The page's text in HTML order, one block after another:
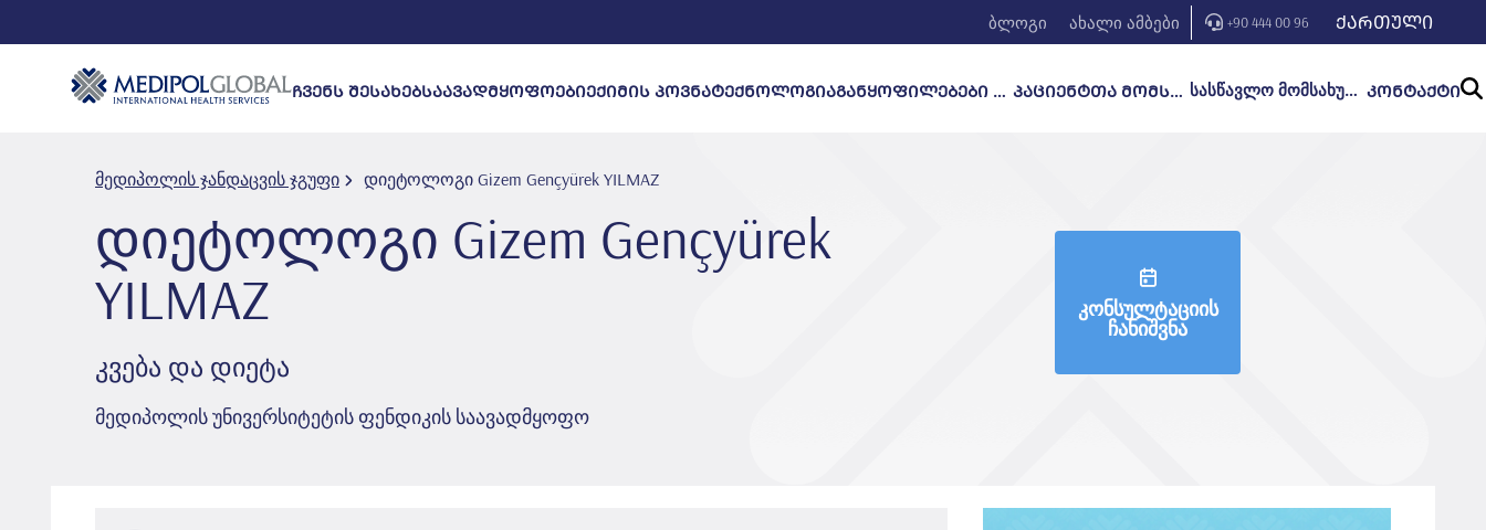
ბლოგი ახალი ამბები +90 444 00 96 ᲥᲐᲠᲗᲣᲚᲘ
ᲩᲕᲔᲜᲡ ᲨᲔᲡᲐᲮᲔᲑᲡᲐᲐᲕᲐᲓᲛᲧᲝᲤᲝᲔᲑᲘᲔᲥᲘᲛᲘᲡ ᲞᲝᲕᲜᲐᲢᲔᲥᲜᲝᲚᲝᲒᲘᲐ ᲒᲐᲜᲧᲝᲤᲘᲚᲔᲑᲔᲑᲘ ᲓᲐ ᲛᲙᲣᲠᲜᲐᲚᲝᲑᲐ ᲞᲐᲪᲘᲔᲜᲢᲗᲐ ᲛᲝᲛᲡᲐᲮᲣᲠᲔᲑᲐ სასწავლო მომსახურება ᲙᲝᲜᲢᲐᲥᲢᲘ
მედიპოლის ჯანდაცვის ჯგუფი დიეტოლოგი Gi̇zem Gençyürek YILMAZ
დიეტოლოგი Gi̇zem Gençyürek
YILMAZ
კვება და დიეტა
მედიპოლის უნივერსიტეტის ფენდიკის საავადმყოფო
კონსულტაციის
ჩანიშვნა